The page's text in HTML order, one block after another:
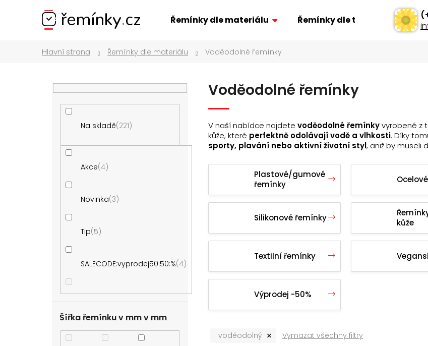
Řemínky dle materiálu Řemínky dle typu
Řemínky dle materiálu Voděodolné řemínky
Na skladě 221
Akce 4
Novinka 3
Tip 5
SALECODE:vyprodej50:50:% 4
Šířka řemínku v mm
Voděodolné řemínky
V naší nabídce najdete voděodolné řemínkyvyrobené z
kůže, které perfektně odolávají vodě a vlhkosti. Díky
sporty, plavání nebo aktivní životní styl, aniž by museli
Plastové/gumové
řemínky
Silikonové řemínky
kůže
Textilní řemínky
Výprodej -50%
voděodolný Vymazat všechny filtry
Zpět
obchodu
Zpět
obchodu
Co potřebujete najít?
Doporučujeme
160 Kč
180 Kč